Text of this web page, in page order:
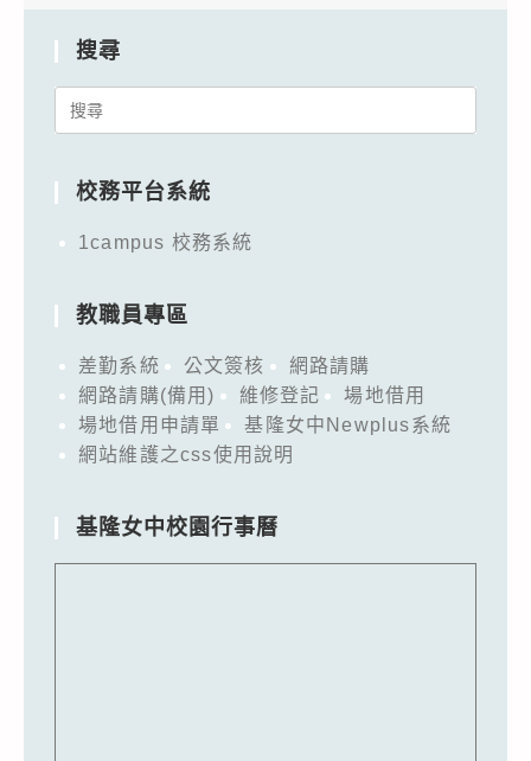
搜尋
Search
校務平台系統
1campus 校務系統
教職員專區
差勤系統 公文簽核
網路請購
網路請購(備用)
維修登記
場地借用
場地借用申請單
基隆女中Newplus系統
網站維護之css使用說明
基隆女中校園行事曆